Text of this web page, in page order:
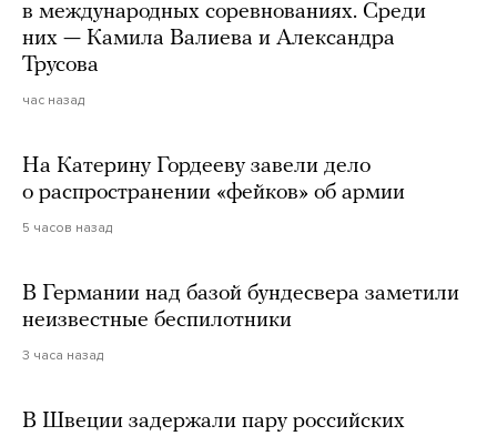
в международных соревнованиях. Среди
них — Камила Валиева и Александра
Трусова
час назад
На Катерину Гордееву завели дело
о распространении «фейков» об армии
5 часов назад
В Германии над базой бундесвера заметили
неизвестные беспилотники
3 часа назад
В Швеции задержали пару российских